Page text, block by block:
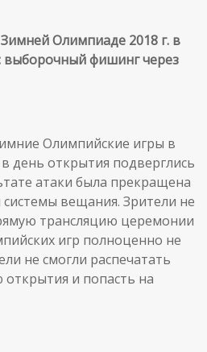
Зимней Олимпиаде 2018 г. в
выборочный фишинг через
Олимпийские игры в
день открытия подверглись
атаки была прекращена
системы вещания. Зрители не
трансляцию церемонии
игр полноценно не
не смогли распечатать
и попасть на